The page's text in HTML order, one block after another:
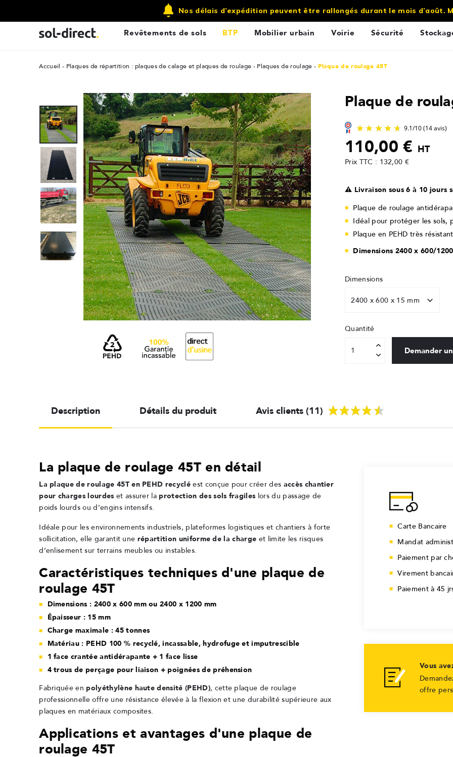
Revêtements de sols BTP Mobilier urbain Voirie Sécurité
Accueil Plaques de répartition : plaques de calage et plaques de roulage Plaques de roulage Plaque de roulage 45T
Plaque de
110,00 € HT
Prix TTC : 132,00 €
⚠️ Livraison sous 6 à 10 jours
Plaque de roulage
Idéal pour protéger les sols,
Plaque en PEHD très
Dimensions 2400 x 600/
Dimensions
Quantité
Demander
Description Détails du produit Avis clients (11)
La plaque de roulage 45T en détail
La plaque de roulage 45T en PEHD recyclé est conçue pour créer des accès chantier
pour charges lourdes et assurer la protection des sols fragiles lors du passage de
poids lourds ou d’engins intensifs.
Idéale pour les environnements industriels, plateformes logistiques et chantiers à forte
sollicitation, elle garantit une répartition uniforme de la charge et limite les risques
d’enlisement sur terrains meubles ou instables.
Caractéristiques techniques d'une plaque de
roulage 45T
Dimensions : 2400 x 600 mm ou 2400 x 1200 mm
Épaisseur : 15 mm
Charge maximale : 45 tonnes
Matériau : PEHD 100 % recyclé, incassable, hydrofuge et imputrescible
1 face crantée antidérapante + 1 face lisse
4 trous de perçage pour liaison + poignées de préhension
Fabriquée en polyéthylène haute densité (PEHD), cette plaque de roulage
professionnelle offre une résistance élevée à la flexion et une durabilité supérieure aux
plaques en matériaux composites.
Applications et avantages d'une plaque de
roulage 45T
Carte Bancaire
Mandat
Paiement par
Virement
Paiement à 45
Vous
offre
Nos délais d’expédition peuvent être rallongés durant le mois d’août.